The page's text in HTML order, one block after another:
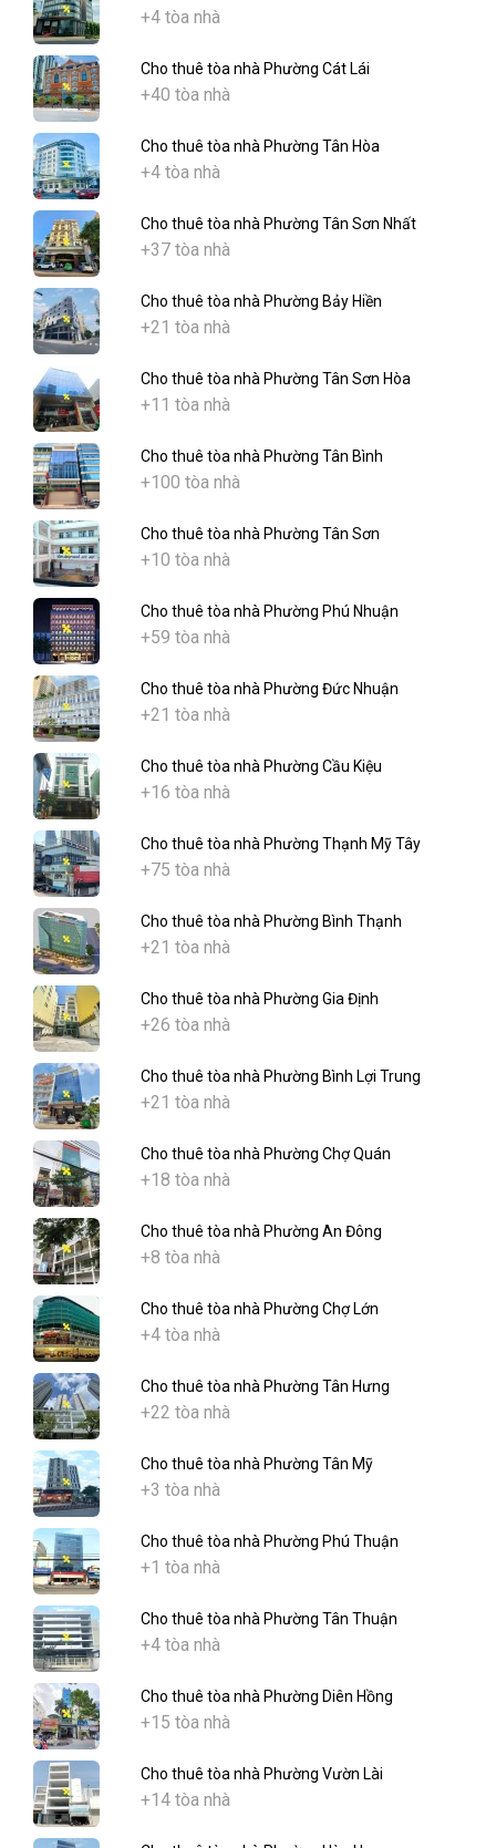
+4 tòa nhà
Cho thuê tòa nhà Phường Cát Lái
+40 tòa nhà
Cho thuê tòa nhà Phường Tân Hòa
+4 tòa nhà
Cho thuê tòa nhà Phường Tân Sơn Nhất
+37 tòa nhà
Cho thuê tòa nhà Phường Bảy Hiền
+21 tòa nhà
Cho thuê tòa nhà Phường Tân Sơn Hòa
+11 tòa nhà
Cho thuê tòa nhà Phường Tân Bình
+100 tòa nhà
Cho thuê tòa nhà Phường Tân Sơn
+10 tòa nhà
Cho thuê tòa nhà Phường Phú Nhuận
+59 tòa nhà
Cho thuê tòa nhà Phường Đức Nhuận
+21 tòa nhà
Cho thuê tòa nhà Phường Cầu Kiệu
+16 tòa nhà
Cho thuê tòa nhà Phường Thạnh Mỹ Tây
+75 tòa nhà
Cho thuê tòa nhà Phường Bình Thạnh
+21 tòa nhà
Cho thuê tòa nhà Phường Gia Định
+26 tòa nhà
Cho thuê tòa nhà Phường Bình Lợi Trung
+21 tòa nhà
Cho thuê tòa nhà Phường Chợ Quán
+18 tòa nhà
Cho thuê tòa nhà Phường An Đông
+8 tòa nhà
Cho thuê tòa nhà Phường Chợ Lớn
+4 tòa nhà
Cho thuê tòa nhà Phường Tân Hưng
+22 tòa nhà
Cho thuê tòa nhà Phường Tân Mỹ
+3 tòa nhà
Cho thuê tòa nhà Phường Phú Thuận
+1 tòa nhà
Cho thuê tòa nhà Phường Tân Thuận
+4 tòa nhà
Cho thuê tòa nhà Phường Diên Hồng
+15 tòa nhà
Cho thuê tòa nhà Phường Vườn Lài
+14 tòa nhà